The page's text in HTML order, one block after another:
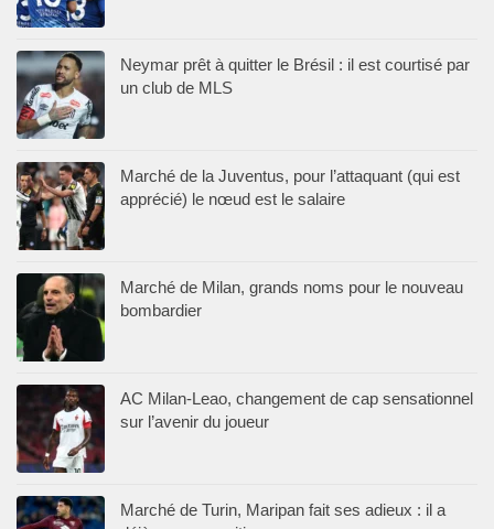
Neymar prêt à quitter le Brésil : il est courtisé par
un club de MLS
Marché de la Juventus, pour l’attaquant (qui est
apprécié) le nœud est le salaire
Marché de Milan, grands noms pour le nouveau
bombardier
AC Milan-Leao, changement de cap sensationnel
sur l’avenir du joueur
Marché de Turin, Maripan fait ses adieux : il a